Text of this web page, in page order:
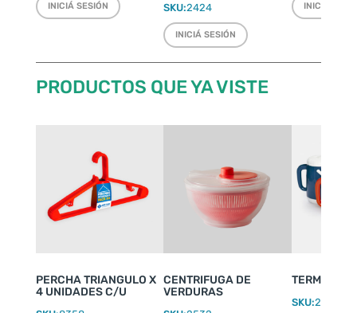
INICIÁ SESIÓN SKU:2424
INICIÁ SESIÓN
INICIÁ
PRODUCTOS QUE YA VISTE
PERCHA TRIANGULO X
4 UNIDADES C/U
CENTRIFUGA DE
VERDURAS
TERMO
SKU:2220